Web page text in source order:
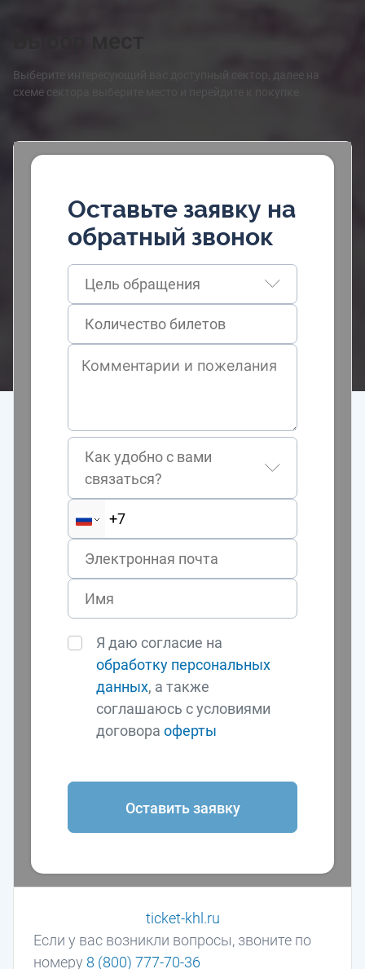
Выберите интересующий вас доступный сектор, далее на
схеме сектора выберите место и перейдите к покупке
Оставьте заявку на
обратный звонок
Цель обращения
Как удобно с вами
связаться?
Я даю согласие на
обработку персональных
данных, а также
соглашаюсь с условиями
договораоферты
Оставить заявку
Если у вас возникли вопросы, звоните по
номеру 8 (800) 777-70-36
ticket-khl.ru